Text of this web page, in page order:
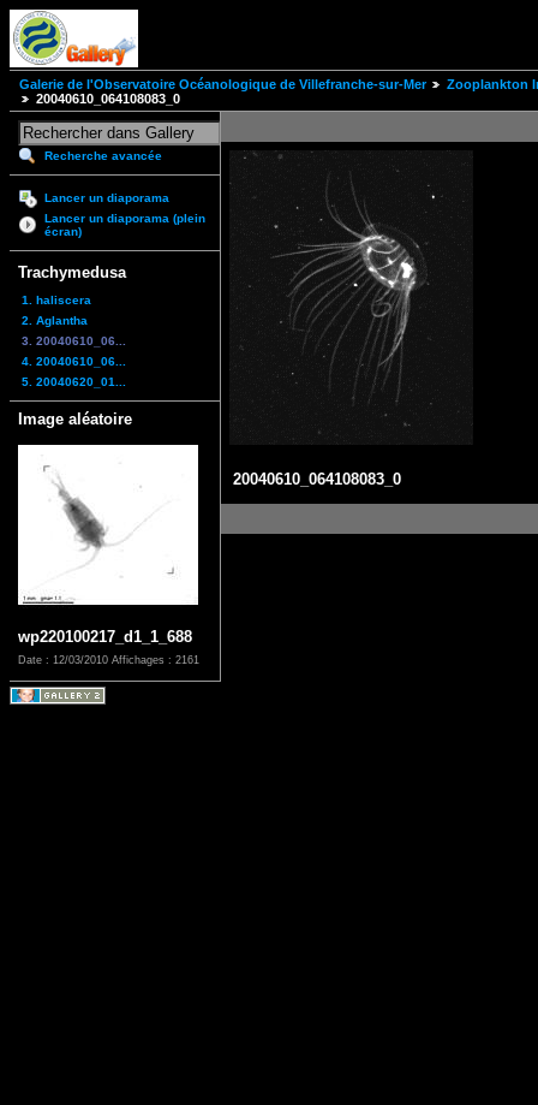
Galerie de l'Observatoire Océanologique de Villefranche-sur-Mer
Zooplankton
20040610_064108083_0
Recherche avancée
Lancer un diaporama
Lancer un diaporama (plein
écran)
Trachymedusa
1. haliscera
2. Aglantha
3. 20040610_06...
4. 20040610_06...
5. 20040620_01...
Image aléatoire
wp220100217_d1_1_688
Date : 12/03/2010 Affichages : 2161
20040610_064108083_0